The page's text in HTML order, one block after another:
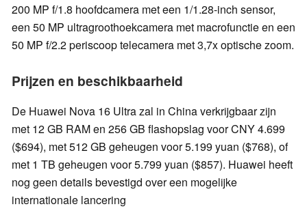
200 MP f/1.8 hoofdcamera met een 1/1.28-inch sensor,
een 50 MP ultragroothoekcamera met macrofunctie en een
50 MP f/2.2 periscoop telecamera met 3,7x optische zoom.
Prijzen en beschikbaarheid
De Huawei Nova 16 Ultra zal in China verkrijgbaar zijn
met 12 GB RAM en 256 GB flashopslag voor CNY 4.699
($694), met 512 GB geheugen voor 5.199 yuan ($768), of
met 1 TB geheugen voor 5.799 yuan ($857). Huawei heeft
nog geen details bevestigd over een mogelijke
internationale lancering